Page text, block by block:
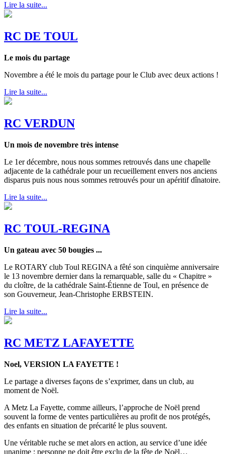
Lire la suite...
RC DE TOUL
Le mois du partage
Novembre a été le mois du partage pour le Club avec deux actions !
Lire la suite...
RC VERDUN
Un mois de novembre très intense
Le 1er décembre, nous nous sommes retrouvés dans une chapelle
adjacente de la cathédrale pour un recueillement envers nos anciens
disparus puis nous nous sommes retrouvés pour un apéritif dînatoire.
Lire la suite...
RC TOUL-REGINA
Un gateau avec 50 bougies ...
Le ROTARY club Toul REGINA a fêté son cinquième anniversaire
le 13 novembre dernier dans la remarquable, salle du « Chapitre »
du cloître, de la cathédrale Saint-Étienne de Toul, en présence de
son Gouverneur, Jean-Christophe ERBSTEIN.
Lire la suite...
RC METZ LAFAYETTE
Noel, VERSION LA FAYETTE !
Le partage a diverses façons de s’exprimer, dans un club, au
moment de Noël.
A Metz La Fayette, comme ailleurs, l’approche de Noël prend
souvent la forme de ventes particulières au profit de nos protégés,
des enfants en situation de précarité le plus souvent.
Une véritable ruche se met alors en action, au service d’une idée
unanime : personne ne doit être exclu de la fête de Noël…